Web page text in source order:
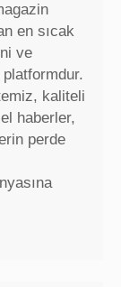
en sıcak
ve
kaliteli
haberler,
perde